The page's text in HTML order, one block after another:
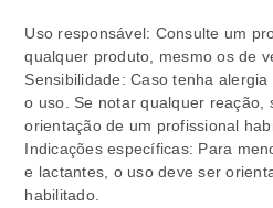
Uso responsável: Consulte um
qualquer produto, mesmo os de
Sensibilidade: Caso tenha
o uso. Se notar qualquer reação,
orientação de um profissional
Indicações específicas: Para
e lactantes, o uso deve ser
habilitado.